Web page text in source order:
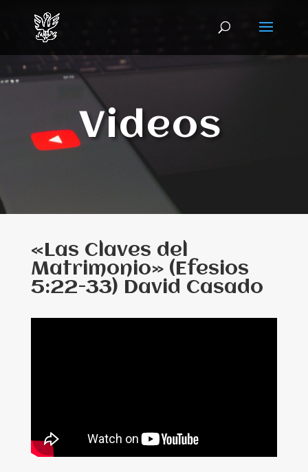
Videos
«Las Claves del
Matrimonio» (Efesios
5:22-33) David Casado